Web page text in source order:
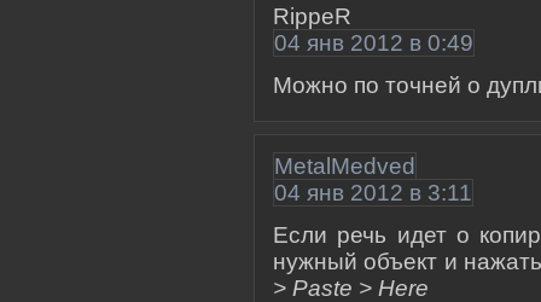
RippeR
04 янв 2012 в 0:49
Можно по точней о
MetalMedved
04 янв 2012 в 3:11
Если речь идет о
нужный объект и
> Paste > Here